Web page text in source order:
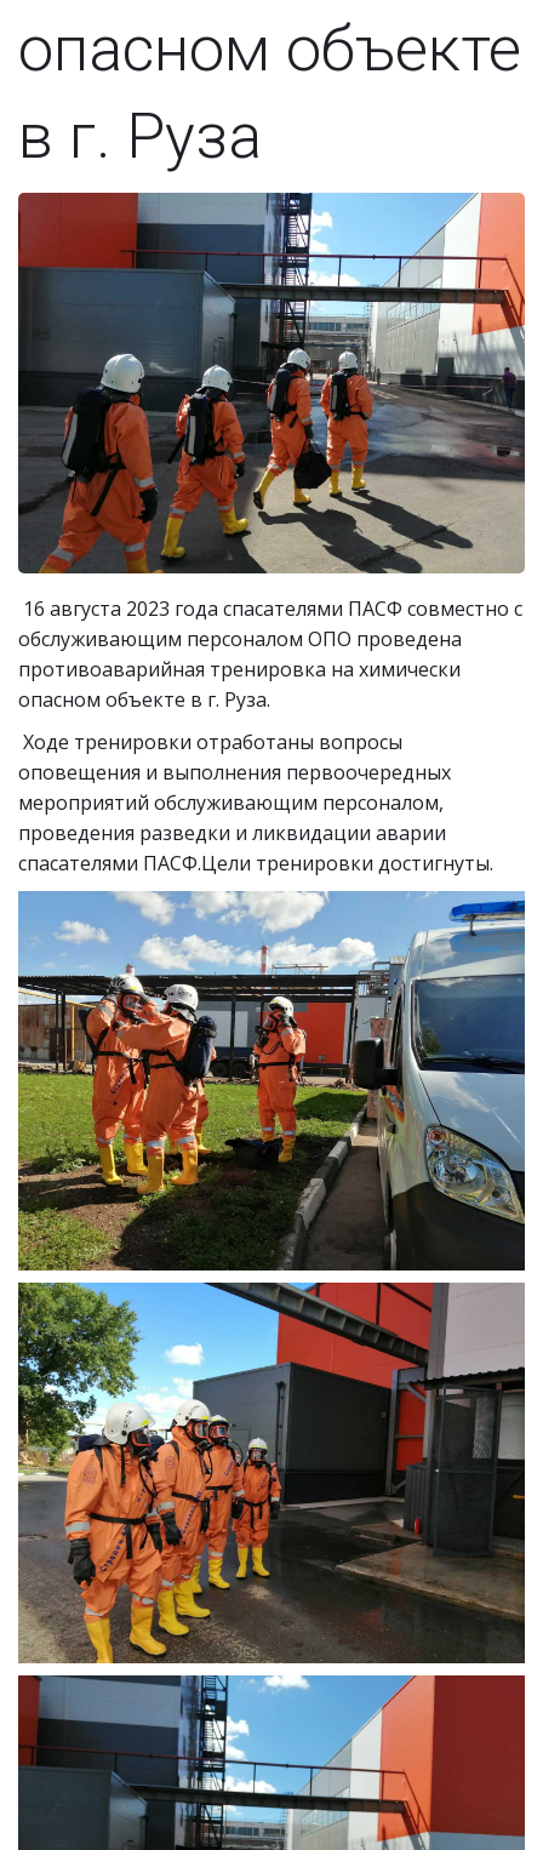
опасном объекте
в г. Руза
16 августа 2023 года спасателями ПАСФ совместно с
обслуживающим персоналом ОПО проведена
противоаварийная тренировка на химически
опасном объекте в г. Руза.
Ходе тренировки отработаны вопросы
оповещения и выполнения первоочередных
мероприятий обслуживающим персоналом,
проведения разведки и ликвидации аварии
спасателями ПАСФ.Цели тренировки достигнуты.